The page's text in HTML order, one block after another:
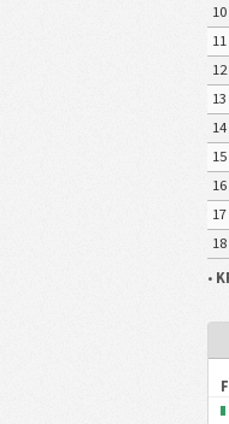
10
11
12
13
14
15
16
17
18
•